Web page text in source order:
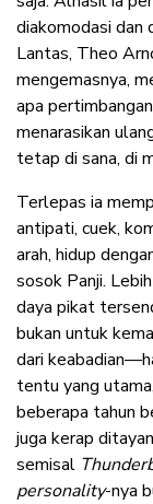
diakomodasi dan
Lantas, Theo
mengemasnya,
apa
menarasikan
tetap di sana, di
Terlepas ia
antipati, cuek,
arah, hidup
sosok Panji.
daya pikat
bukan untuk
dari
tentu yang
beberapa tahun
juga kerap
semisal
personality-nya